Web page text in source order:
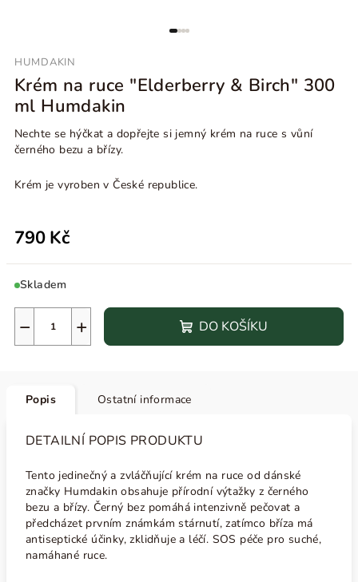
HUMDAKIN
Krém na ruce "Elderberry & Birch" 300
ml Humdakin
Nechte se hýčkat a dopřejte si jemný krém na ruce s vůní
černého bezu a břízy.
Krém je vyroben v České republice.
790 Kč
Skladem
+
− DO KOŠÍKU
Popis Ostatní informace
DETAILNÍ POPIS PRODUKTU
Tento jedinečný a zvláčňující krém na ruce od dánské
značky Humdakin obsahuje přírodní výtažky z černého
bezu a břízy. Černý bez pomáhá intenzivně pečovat a
předcházet prvním známkám stárnutí, zatímco bříza má
antiseptické účinky, zklidňuje a léčí. SOS péče pro suché,
namáhané ruce.